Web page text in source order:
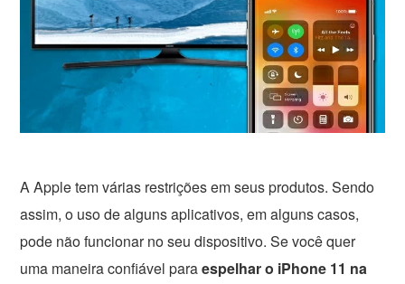
A Apple tem várias restrições em seus produtos. Sendo
assim, o uso de alguns aplicativos, em alguns casos,
pode não funcionar no seu dispositivo. Se você quer
uma maneira confiável paraespelhar o iPhone 11 na